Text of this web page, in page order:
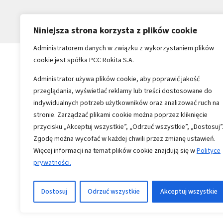
Niniejsza strona korzysta z plików cookie
Administratorem danych w związku z wykorzystaniem plików
cookie jest spółka PCC Rokita S.A.
Administrator używa plików cookie, aby poprawić jakość
przeglądania, wyświetlać reklamy lub treści dostosowane do
indywidualnych potrzeb użytkowników oraz analizować ruch na
stronie. Zarządzać plikami cookie można poprzez kliknięcie
przycisku „Akceptuj wszystkie”, „Odrzuć wszystkie”, „Dostosuj”.
Zgodę można wycofać w każdej chwili przez zmianę ustawień.
Więcej informacji na temat plików cookie znajdują się wPolityce
prywatności.
Dostosuj Odrzuć wszystkie Akceptuj wszystkie
Wszystkie prawa zastrzeżone